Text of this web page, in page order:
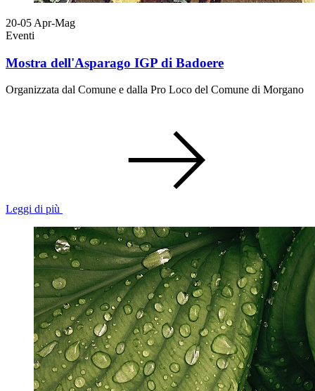
20-05 Apr-Mag
Eventi
Mostra dell'Asparago IGP di Badoere
Organizzata dal Comune e dalla Pro Loco del Comune di Morgano
Leggi di più